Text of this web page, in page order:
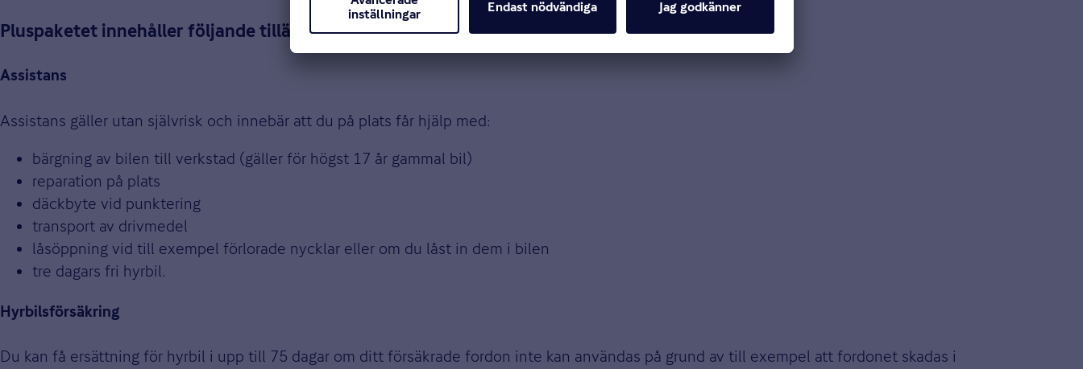
Pluspaketet innehåller följande tillägg:
Assistans
Assistans gäller utan självrisk och innebär att du på plats får hjälp med:
bärgning av bilen till verkstad (gäller för högst 17 år gammal bil)
reparation på plats
däckbyte vid punktering
transport av drivmedel
låsöppning vid till exempel förlorade nycklar eller om du låst in dem i bilen
tre dagars fri hyrbil.
Hyrbilsförsäkring
Du kan få ersättning för hyrbil i upp till 75 dagar om ditt försäkrade fordon inte kan användas på grund av till exempel att fordonet skadas i